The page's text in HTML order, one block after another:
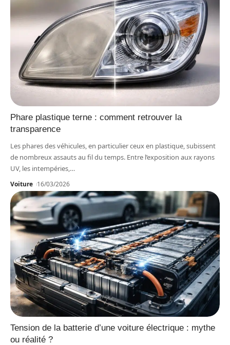
Phare plastique terne : comment retrouver la
transparence
Les phares des véhicules, en particulier ceux en plastique, subissent
de nombreux assauts au fil du temps. Entre l’exposition aux rayons
UV, les intempéries,…
Voiture 16/03/2026
Tension de la batterie d’une voiture électrique : mythe
ou réalité ?